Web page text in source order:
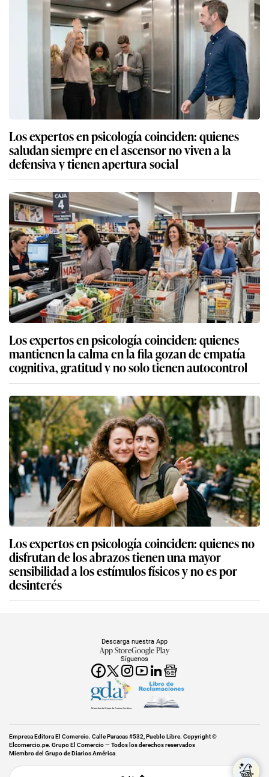
Los expertos en psicología coinciden: quienes
saludan siempre en el ascensor no viven a la
defensiva y tienen apertura social
Los expertos en psicología coinciden: quienes
mantienen la calma en la fila gozan de empatía
cognitiva, gratitud y no solo tienen autocontrol
Los expertos en psicología coinciden: quienes no
disfrutan de los abrazos tienen una mayor
sensibilidad a los estímulos físicos y no es por
desinterés
Síguenos
Descarga nuestra App
App StoreGoogle Play
Miembro del Grupo de Diarios América
Empresa Editora El Comercio. Calle Paracas #532, Pueblo Libre. Copyright ©
Elcomercio.pe. Grupo El Comercio — Todos los derechos reservados
Miembro del Grupo de Diarios América